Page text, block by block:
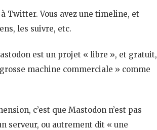
Twitter. Vous avez une timeline, et
les suivre, etc.
est un projet « libre », et gratuit,
machine commerciale » comme
c’est que Mastodon n’est pas
serveur, ou autrement dit « une